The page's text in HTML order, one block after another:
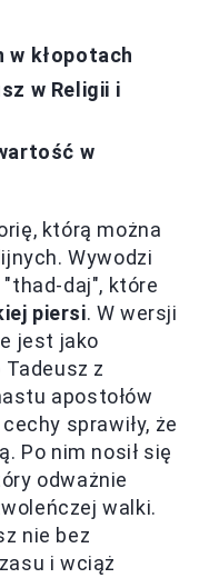
w kłopotach
w Religii i
w
którą można
Wywodzi
daj", które
piersi. W wersji
jest jako
z
apostołów
sprawiły, że
Po nim nosił się
odważnie
walki.
nie bez
i wciąż